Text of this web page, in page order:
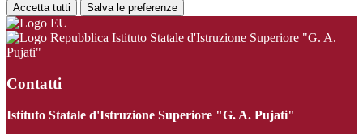
Accetta tutti Salva le preferenze
Istituto Statale d'Istruzione Superiore "G. A.
Pujati"
Contatti
Istituto Statale d'Istruzione Superiore "G. A. Pujati"